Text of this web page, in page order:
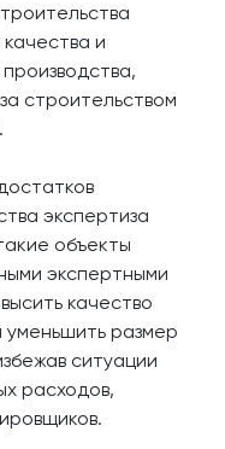
и
строительством
экспертиза
объекты
экспертными
качество
уменьшить размер
ситуации
расходов,